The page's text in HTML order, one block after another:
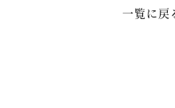
一覧に戻